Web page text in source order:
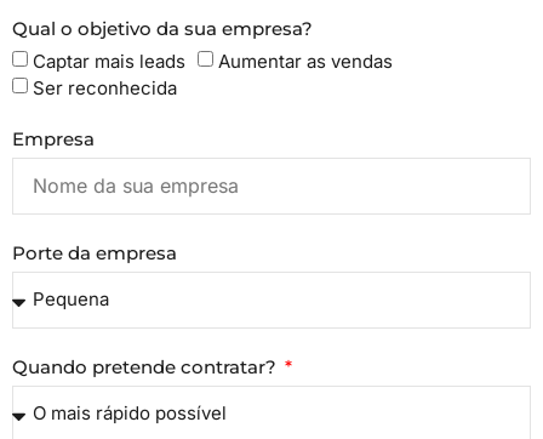
Qual o objetivo da sua empresa?
Captar mais leads
Aumentar as vendas
Ser reconhecida
Empresa
Porte da empresa
Quando pretende contratar?